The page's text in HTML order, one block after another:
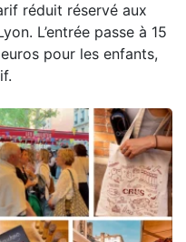
réduit réservé aux
L’entrée passe à 15
pour les enfants,